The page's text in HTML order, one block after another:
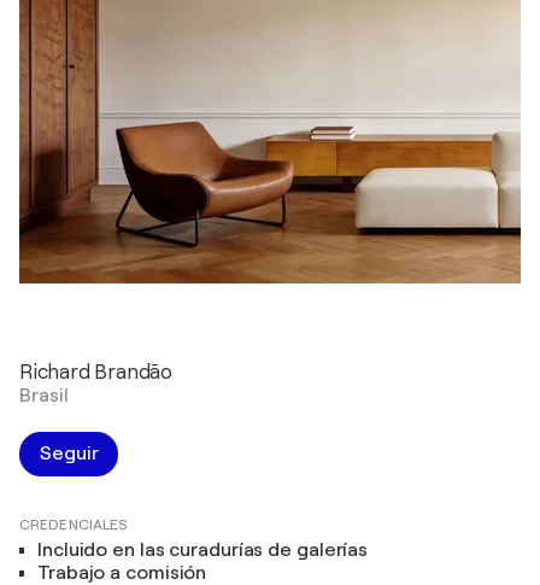
Richard Brandão
Brasil
Seguir
CREDENCIALES
Incluido en las curadurías de galerías
Trabajo a comisión